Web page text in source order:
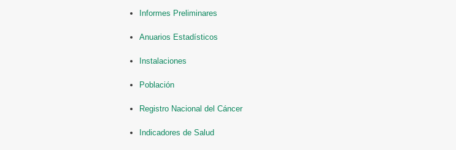
Informes Preliminares
Anuarios Estadísticos
Instalaciones
Población
Registro Nacional del Cáncer
Indicadores de Salud